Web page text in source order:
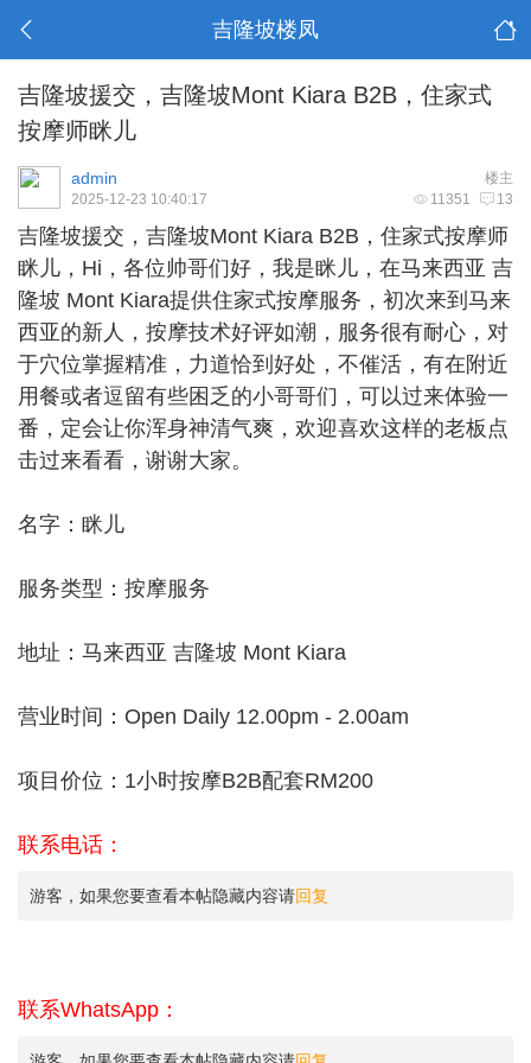
吉隆坡楼凤
吉隆坡援交，吉隆坡Mont Kiara B2B，住家式
按摩师眯儿
楼主
admin
11351 13
2025-12-23 10:40:17
吉隆坡援交 ，吉隆坡Mont Kiara B2B，住家式按摩师
眯儿，Hi，各位帅哥们好，我是眯儿，在马来西亚 吉
隆坡 Mont Kiara提供住家式按摩服务，初次来到马来
西亚的新人，按摩技术好评如潮，服务很有耐心，对
于穴位掌握精准，力道恰到好处，不催活，有在附近
用餐或者逗留有些困乏的小哥哥们，可以过来体验一
番，定会让你浑身神清气爽，欢迎喜欢这样的老板点
击过来看看，谢谢大家。
名字：眯儿
服务类型：按摩服务
地址：马来西亚 吉隆坡 Mont Kiara
营业时间：Open Daily 12.00pm - 2.00am
项目价位：1小时按摩B2B配套RM200
联系电话：
游客，如果您要查看本帖隐藏内容请回复
联系WhatsApp：